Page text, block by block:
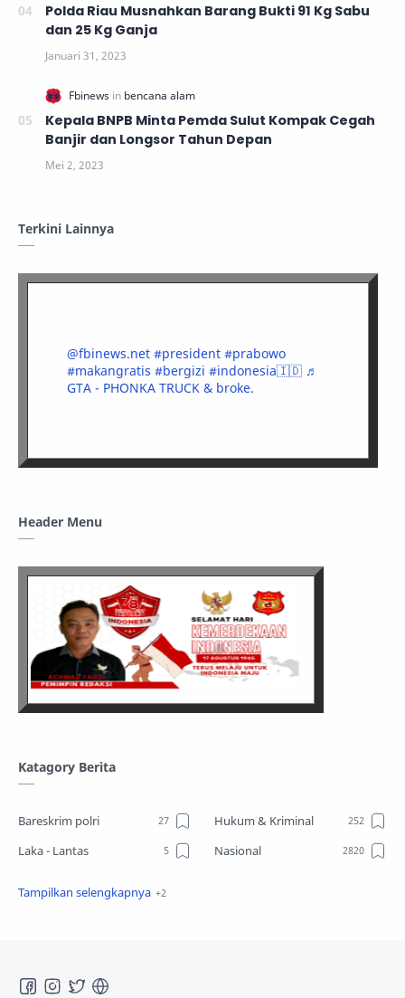
Polda Riau Musnahkan Barang Bukti 91 Kg Sabu
dan 25 Kg Ganja
Kepala BNPB Minta Pemda Sulut Kompak Cegah
Banjir dan Longsor Tahun Depan
Terkini Lainnya
@fbinews.net #president #prabowo
#makangratis #bergizi #indonesia🇮🇩 ♬
GTA - PHONKA TRUCK & broke.
Header Menu
Katagory Berita
Bareskrim polri
Hukum & Kriminal
Laka - Lantas
Nasional